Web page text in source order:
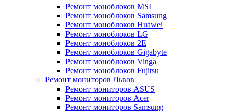
Ремонт моноблоков MSI
Ремонт моноблоков Samsung
Ремонт моноблоков Huawei
Ремонт моноблоков LG
Ремонт моноблоков 2E
Ремонт моноблоков Gigabyte
Ремонт моноблоков Vinga
Ремонт моноблоков Fujitsu
Ремонт мониторов Львов
Ремонт мониторов ASUS
Ремонт мониторов Acer
Ремонт мониторов Samsung